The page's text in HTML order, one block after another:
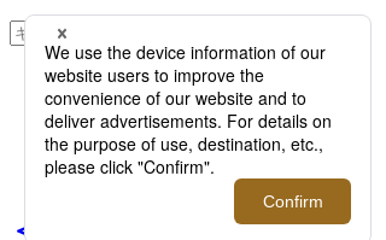
TOP
PHOTO
＜dunhill/ダンヒル＞SAMURAI
BLUE COLLECTION 2026【伊勢丹
新宿店】
＜dunhill/ダンヒル＞